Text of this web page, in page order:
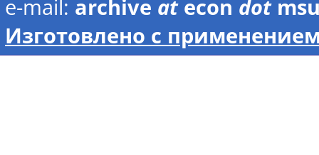
e-mail: archive atecon dot
Изготовлено с